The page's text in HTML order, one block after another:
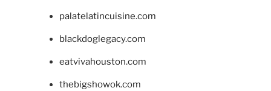
palatelatincuisine.com
blackdoglegacy.com
eatvivahouston.com
thebigshowok.com